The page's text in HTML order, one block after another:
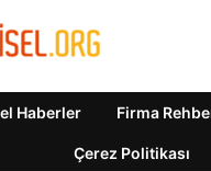
Haberler Firma
Çerez Politikası